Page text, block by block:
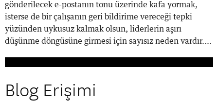
gönderilecek e-postanın tonu üzerinde kafa yormak,
isterse de bir çalışanın geri bildirime vereceği tepki
yüzünden uykusuz kalmak olsun, liderlerin aşırı
düşünme döngüsüne girmesi için sayısız neden vardır....
Blog Erişimi